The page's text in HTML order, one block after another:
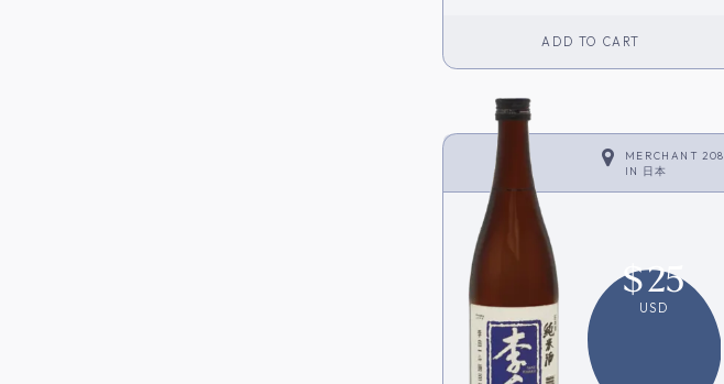
ADD TO CART
MERCHANT 208
IN 日本
$25
USD